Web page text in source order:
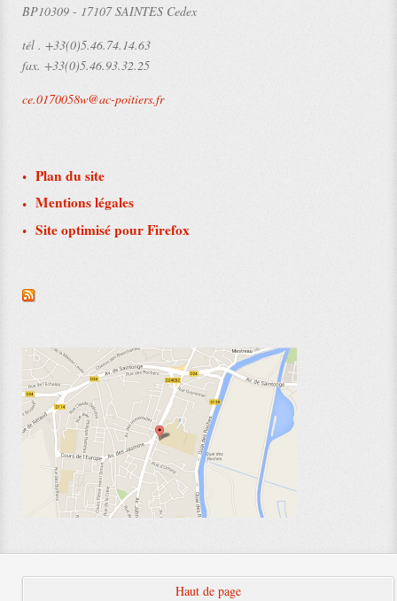
BP10309 - 17107 SAINTES Cedex
tél . +33(0)5.46.74.14.63
fax. +33(0)5.46.93.32.25
ce.0170058w@ac-poitiers.fr
Plan du site
Mentions légales
Site optimisé pour Firefox
Haut de page